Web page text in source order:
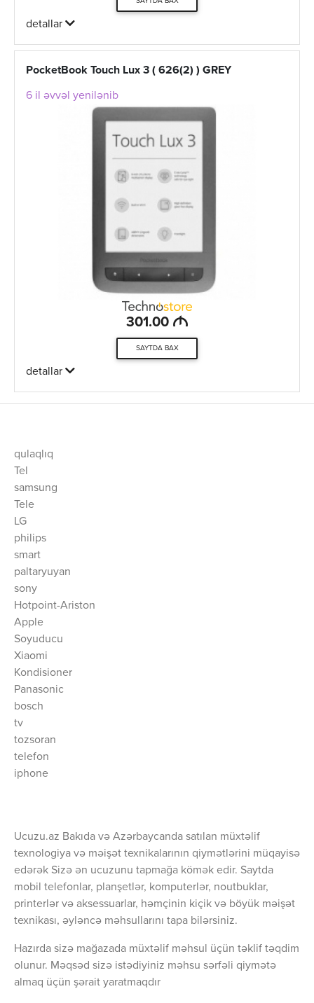
detallar
PocketBook Touch Lux 3 ( 626(2) ) GREY
6 il əvvəl yenilənib
301.00 M
SAYTDA BAX
detallar
qulaqlıq
Tel
samsung
Tele
LG
philips
smart
paltaryuyan
sony
Hotpoint-Ariston
Apple
Soyuducu
Xiaomi
Kondisioner
Panasonic
bosch
tv
tozsoran
telefon
iphone
Ucuzu.az Bakıda və Azərbaycanda satılan müxtəlif
texnologiya və məişət texnikalarının qiymətlərini müqayisə
edərək Sizə ən ucuzunu tapmağa kömək edir. Saytda
mobil telefonlar, planşetlər, komputerlər, noutbuklar,
printerlər və aksessuarlar, həmçinin kiçik və böyük məişət
texnikası, əyləncə məhsullarını tapa bilərsiniz.
Hazırda sizə mağazada müxtəlif məhsul üçün təklif təqdim
olunur. Məqsəd sizə istədiyiniz məhsu sərfəli qiymətə
almaq üçün şərait yaratmaqdır